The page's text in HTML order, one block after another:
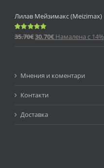
Лилав Мейзимакс (Meizimax)
Оценено
35.70€30.70€ Намалена с 14%
Мнения и коментари
Контакти
Доставка